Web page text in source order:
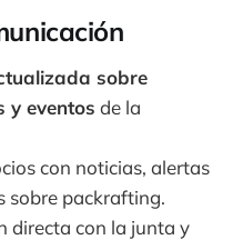
sobre
y eventos de la
con noticias, alertas
sobre packrafting.
directa con la junta y